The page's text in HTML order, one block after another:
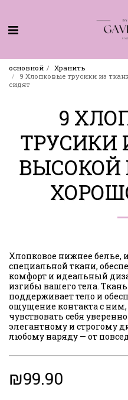
основной
Хранить
9 Хлопковые трусики из
сидят
9
ТРУСИКИ
ВЫСОКОЙ
Хлопковое нижнее белье,
специальной ткани,
комфорт и идеальный
изгибы вашего тела.
поддерживает тело и
ощущение контакта с
чувствовать себя
элегантному и строгому
любому наряду — от
₪99.90